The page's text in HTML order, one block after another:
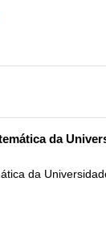
da
da